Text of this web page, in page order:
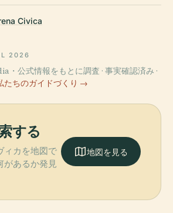
Civica
2026
公式情報をもとに調査 · 事実確認済み ·
たちのガイドづくり →
する
ィカを地図で
があるか発見
地図を見る